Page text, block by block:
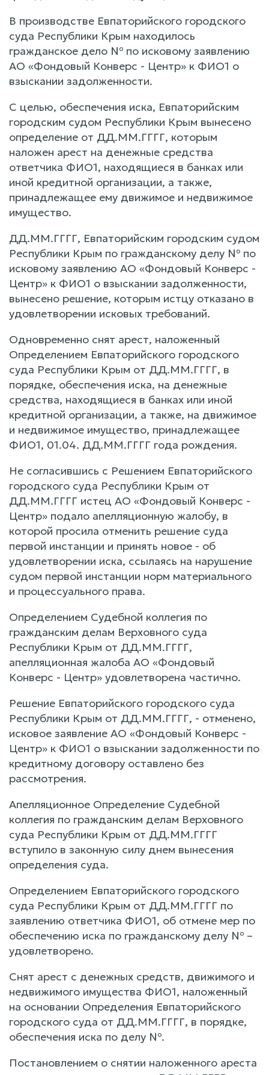
В производстве Евпаторийского городского
суда Республики Крым находилось
гражданское дело № по исковому заявлению
АО «Фондовый Конверс - Центр» к ФИО1 о
взыскании задолженности.
С целью, обеспечения иска, Евпаторийским
городским судом Республики Крым вынесено
определение от ДД.ММ.ГГГГ, которым
наложен арест на денежные средства
ответчика ФИО1, находящиеся в банках или
иной кредитной организации, а также,
принадлежащее ему движимое и недвижимое
имущество.
ДД.ММ.ГГГГ, Евпаторийским городским судом
Республики Крым по гражданскому делу № по
исковому заявлению АО «Фондовый Конверс -
Центр» к ФИО1 о взыскании задолженности,
вынесено решение, которым истцу отказано в
удовлетворении исковых требований.
Одновременно снят арест, наложенный
Определением Евпаторийского городского
суда Республики Крым от ДД.ММ.ГГГГ, в
порядке, обеспечения иска, на денежные
средства, находящиеся в банках или иной
кредитной организации, а также, на движимое
и недвижимое имущество, принадлежащее
ФИО1, 01.04. ДД.ММ.ГГГГ года рождения.
Не согласившись с Решением Евпаторийского
городского суда Республики Крым от
ДД.ММ.ГГГГ истец АО «Фондовый Конверс -
Центр» подало апелляционную жалобу, в
которой просила отменить решение суда
первой инстанции и принять новое - об
удовлетворении иска, ссылаясь на нарушение
судом первой инстанции норм материального
и процессуального права.
Определением Судебной коллегия по
гражданским делам Верховного суда
Республики Крым от ДД.ММ.ГГГГ,
апелляционная жалоба АО «Фондовый
Конверс - Центр» удовлетворена частично.
Решение Евпаторийского городского суда
Республики Крым от ДД.ММ.ГГГГ, - отменено,
исковое заявление АО «Фондовый Конверс -
Центр» к ФИО1 о взыскании задолженности по
кредитному договору оставлено без
рассмотрения.
Апелляционное Определение Судебной
коллегия по гражданским делам Верховного
суда Республики Крым от ДД.ММ.ГГГГ
вступило в законную силу днем вынесения
определения суда.
Определением Евпаторийского городского
суда Республики Крым от ДД.ММ.ГГГГ по
заявлению ответчика ФИО1, об отмене мер по
обеспечению иска по гражданскому делу № –
удовлетворено.
Снят арест с денежных средств, движимого и
недвижимого имущества ФИО1, наложенный
на основании Определения Евпаторийского
городского суда от ДД.ММ.ГГГГ, в порядке,
обеспечения иска по делу №.
Постановлением о снятии наложенного ареста